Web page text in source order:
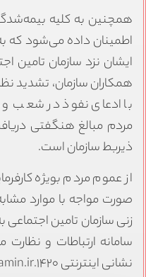
همچنین به کلیه
اطمینان داده می‌شود که
ایشان نزد سازمان تامین
همکاران سازمان، تشدید
با ادعای نفوذ در شعب
مردم مبالغ هنگفتی
ذیربط سازمان است.
از عموم مردم بویژه
صورت مواجه با موارد
سامانه ارتباطات و
نشانی اینترنتی ۱۴۲۰.tamin.ir و تلفن ۱۴۲۰ اعلام نمایند.